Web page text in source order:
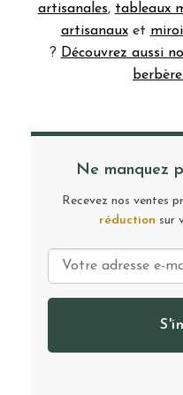
artisanales, tableaux
artisanauxet
? Découvrez aussi
Ne manquez
Recevez nos ventes
réduction sur